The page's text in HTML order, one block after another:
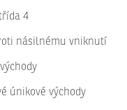
4
násilnému vniknutí
únikové východy